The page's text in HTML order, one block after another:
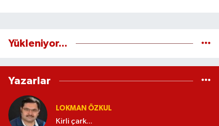
Yükleniyor...
Yazarlar
LOKMAN ÖZKUL
Kirli çark...